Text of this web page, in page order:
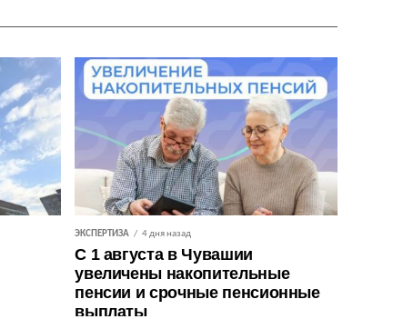
ЭКСПЕРТИЗА 4 дня назад
С 1 августа в Чувашии
увеличены накопительные
пенсии и срочные пенсионные
выплаты